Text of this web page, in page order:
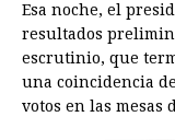
Esa noche, el
resultados
escrutinio, que
una coincidencia
votos en las mesas